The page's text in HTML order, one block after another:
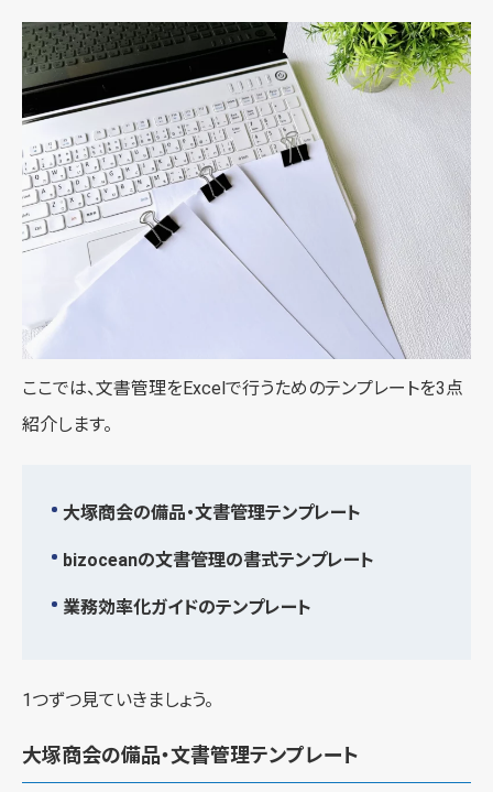
ここでは、文書管理をExcelで行うためのテンプレートを3点
紹介します。
大塚商会の備品・文書管理テンプレート
bizoceanの文書管理の書式テンプレート
業務効率化ガイドのテンプレート
1つずつ見ていきましょう。
大塚商会の備品・文書管理テンプレート